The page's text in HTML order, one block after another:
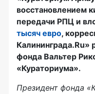
восстановлением
передачи РПЦ и
тысяч евро,
Калининграда.Ru»
фонда Вальтер
«Кураториума».
Президент фонда